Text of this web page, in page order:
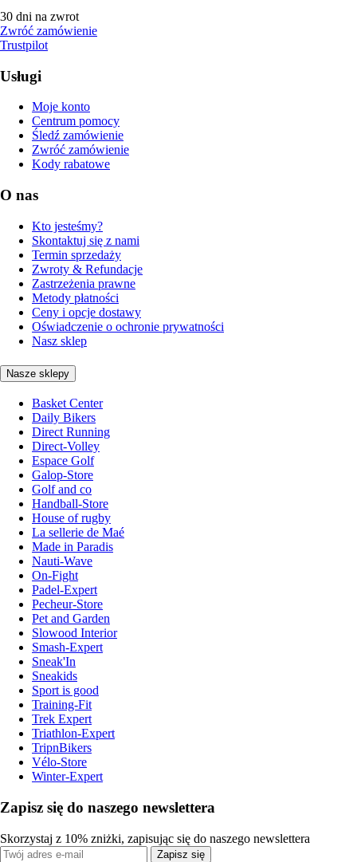
30 dni na zwrot
Zwróć zamówienie
Trustpilot
Usługi
Moje konto
Centrum pomocy
Śledź zamówienie
Zwróć zamówienie
Kody rabatowe
O nas
Kto jesteśmy?
Skontaktuj się z nami
Termin sprzedaży
Zwroty & Refundacje
Zastrzeżenia prawne
Metody płatności
Ceny i opcje dostawy
Oświadczenie o ochronie prywatności
Nasz sklep
Nasze sklepy
Basket Center
Daily Bikers
Direct Running
Direct-Volley
Espace Golf
Galop-Store
Golf and co
Handball-Store
House of rugby
La sellerie de Maé
Made in Paradis
Nauti-Wave
On-Fight
Padel-Expert
Pecheur-Store
Pet and Garden
Slowood Interior
Smash-Expert
Sneak'In
Sneakids
Sport is good
Training-Fit
Trek Expert
Triathlon-Expert
TripnBikers
Vélo-Store
Winter-Expert
Zapisz się do naszego newslettera
Skorzystaj z 10% zniżki, zapisując się do naszego newslettera
Zapisz się